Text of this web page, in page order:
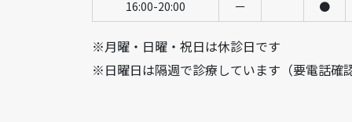
16:00-20:00 ー ●
※月曜・日曜・祝日は休診日です
※日曜日は隔週で診療しています（要電話確